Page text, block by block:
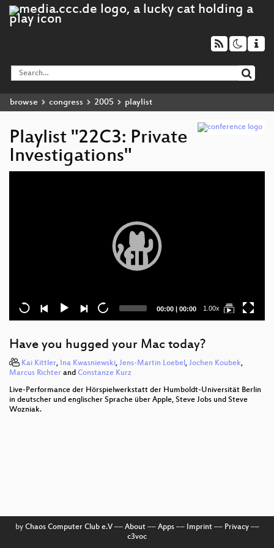
browse congress 2005 playlist
Playlist "22C3: Private
Investigations"
Current
00:00 | Total
00:00 1.00x
Have you hugged your Mac today?
Kai Kittler, Ina Kwasniewski, Jens-Martin Loebel , Jochen Koubek,
Marcus Richter and Constanze Kurz
Live-Performance der Hörspielwerkstatt der Humboldt-Universität Berlin
in deutscher und englischer Sprache über Apple, Steve Jobs und Steve
Wozniak.
by Chaos Computer Club e.V–– About–– Apps–– Imprint–– Privacy––
c3voc